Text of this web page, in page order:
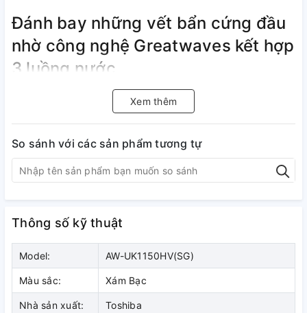
Đánh bay những vết bẩn cứng đầu
nhờ công nghệ Greatwaves kết hợp
3 luồng nước
Hệ thống 3 thác nước trên chiếc máy giặt lồng đứng này kết
hợp với các tia nước được tạo ra từ các lỗ phun nước ở mâm
giặt giúp tạo ra 3 luồng nước mạnh mẽ và hiệu quả bao
gồm:
Luồng nước xoay ngang:Xoay ngang hai hướng, phân
tách đồ giặt và chống xoắn rối.
bẩn và bọt xà phòng.
Luồng nước thổi lên: Bảo vệ quần áo và chống sờn sợi vải.
Xem thêm
So sánh với các sản phẩm tương tự
Thông số kỹ thuật
Model: AW-UK1150HV(SG)
Màu sắc: Xám Bạc
Nhà sản xuất: Toshiba